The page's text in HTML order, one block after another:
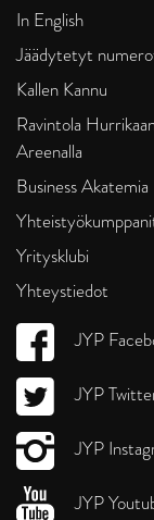
In English
Jäädytetyt
Kallen Kannu
Ravintola
Areenalla
Business Akatemia
Yritysklubi
Yhteystiedot
JYP
JYP
JYP
JYP